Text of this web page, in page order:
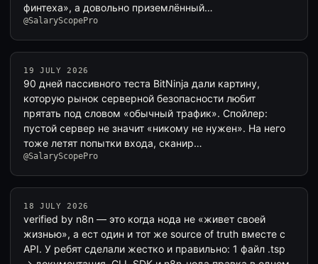
финтеха», а довольно приземлённый…
@SalaryScopePro
19 JULY 2026
90 дней пассивного теста BitNinja дали картину,
которую рынок серверной безопасности любит
прятать под словом «обычный трафик». Спойлер:
пустой сервер не значит «никому не нужен». На него
тоже летят попытки входа, сканир…
@SalaryScopePro
18 JULY 2026
verified by n8n — это когда нода не «живет своей
жизнью», а ест один и тот же source of truth вместе с
API. У ребят сделали жестко и правильно: 1 файл .tsp